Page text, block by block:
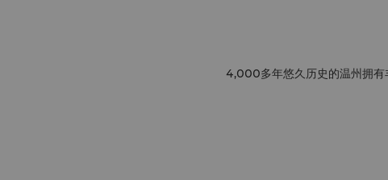
4,000多年悠久历史的温州拥有